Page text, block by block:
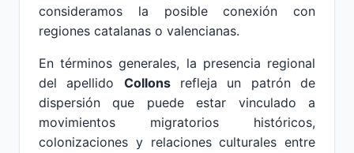
consideramos la posible conexión con
regiones catalanas o valencianas.
En términos generales, la presencia regional
del apellido Collonsrefleja un patrón de
dispersión que puede estar vinculado a
movimientos migratorios históricos,
colonizaciones y relaciones culturales entre